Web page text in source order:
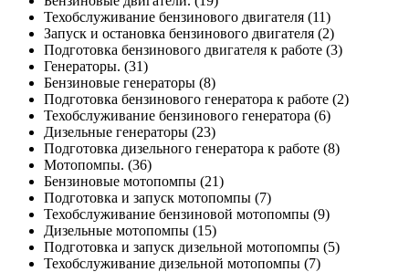
Техобслуживание бензинового двигателя (11)
Запуск и остановка бензинового двигателя (2)
Подготовка бензинового двигателя к работе (3)
Генераторы. (31)
Бензиновые генераторы (8)
Подготовка бензинового генератора к работе (2)
Техобслуживание бензинового генератора (6)
Дизельные генераторы (23)
Подготовка дизельного генератора к работе (8)
Мотопомпы. (36)
Бензиновые мотопомпы (21)
Подготовка и запуск мотопомпы (7)
Техобслуживание бензиновой мотопомпы (9)
Дизельные мотопомпы (15)
Подготовка и запуск дизельной мотопомпы (5)
Техобслуживание дизельной мотопомпы (7)